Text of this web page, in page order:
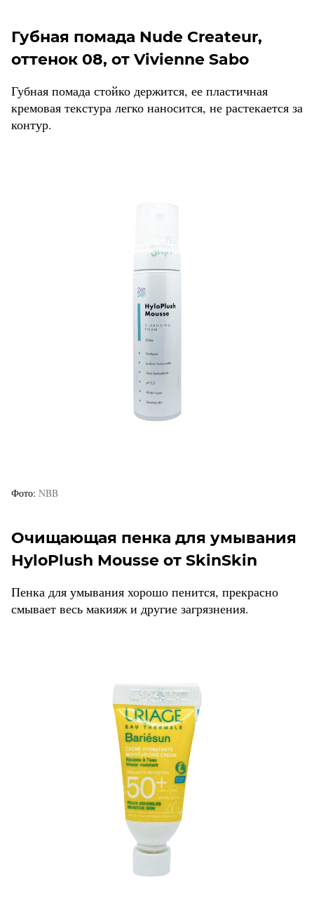
Губная помада Nude Createur,
оттенок 08, от Vivienne Sabo
Губная помада стойко держится, ее пластичная
кремовая текстура легко наносится, не растекается за
контур.
Фото NBB
Очищающая пенка для умывания
HyloPlush Mousse от SkinSkin
Пенка для умывания хорошо пенится, прекрасно
смывает весь макияж и другие загрязнения.